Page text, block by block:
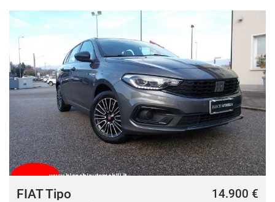
FIAT Tipo 14.900 €